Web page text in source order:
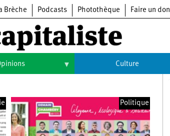
Brèche Podcasts Photothèque Faire un don
Culture
Cinéma
Politique